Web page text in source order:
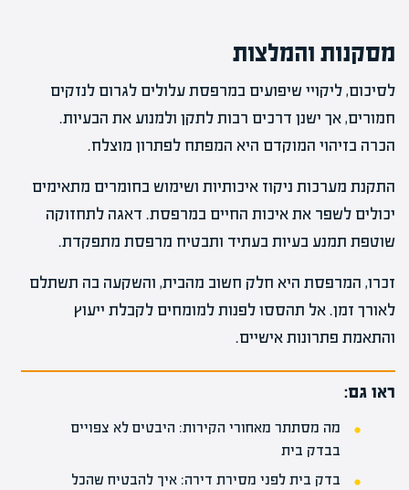
מסקנות והמלצות
לסיכום, ליקויי שיפועים במרפסת עלולים לגרום לנזקים
חמורים, אך ישנן דרכים רבות לתקן ולמנוע את הבעיות.
הכרה בזיהוי המוקדם היא המפתח לפתרון מוצלח.
התקנת מערכות ניקוז איכותיות ושימוש בחומרים מתאימים
יכולים לשפר את איכות החיים במרפסת. דאגה לתחזוקה
שוטפת תמנע בעיות בעתיד ותבטיח מרפסת מתפקדת.
זכרו, המרפסת היא חלק חשוב מהבית, והשקעה בה תשתלם
לאורך זמן. אל תהססו לפנות למומחים לקבלת ייעוץ
והתאמת פתרונות אישיים.
ראו גם:
מה מסתתר מאחורי הקירות: היבטים לא צפויים
בבדק בית
בדק בית לפני מסירת דירה: איך להבטיח שהכל